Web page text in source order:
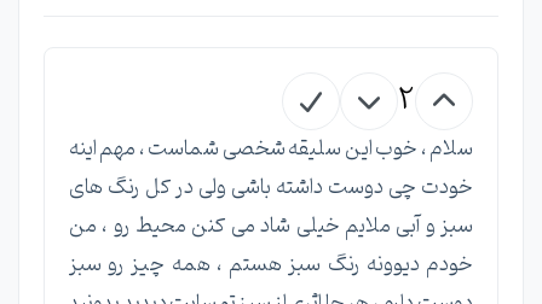
2
سلام ، خوب این سلیقه شخصی شماست ، مهم اینه
خودت چی دوست داشته باشی ولی در کل رنگ های
سبز و آبی ملایم خیلی شاد می کنن محیط رو ، من
خودم دیوونه رنگ سبز هستم ، همه چیز رو سبز